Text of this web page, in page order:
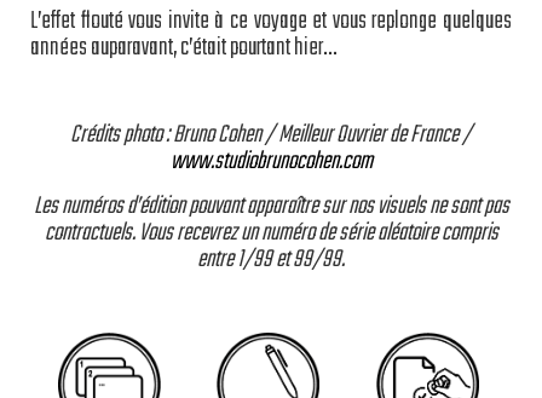
L’effet flouté vous invite à ce voyage et vous replonge quelques
années auparavant, c’était pourtant hier…
Crédits photo : Bruno Cohen / Meilleur Ouvrier de France /
www.studiobrunocohen.com
Les numéros d’édition pouvant apparaître sur nos visuels ne sont pas
contractuels. Vous recevrez un numéro de série aléatoire compris
entre 1/99 et 99/99.